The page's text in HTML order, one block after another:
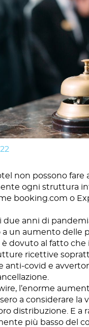
non possono fare
ogni struttura
booking.com o
due anni di
a un aumento delle
dovuto al fatto
ricettive
anti-covid e
l’enorme
a considerare
distribuzione. E a
più basso del